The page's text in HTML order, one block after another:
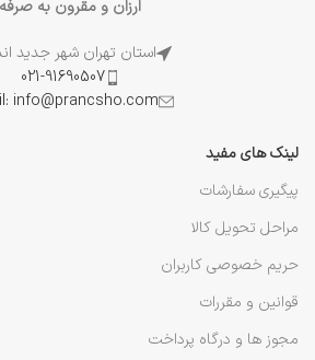
ارزان و مقرون به صرفه
استان تهران شهر جدید
021-91690507
info@prancsho.com
لینک های مفید
پیگیری سفارشات
مراحل تحویل کالا
حریم خصوصی کاربران
قوانین و مقررات
مجوز ها و درگاه پرداخت